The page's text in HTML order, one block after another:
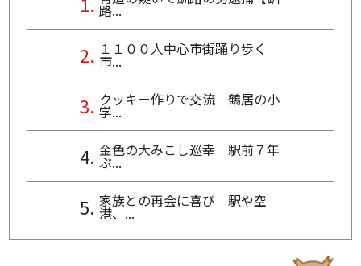
路...
１１００人中心市街踊り歩く
市...
クッキー作りで交流 鶴居の小
学...
金色の大みこし巡幸 駅前７年
ぶ...
家族との再会に喜び 駅や空
港、...